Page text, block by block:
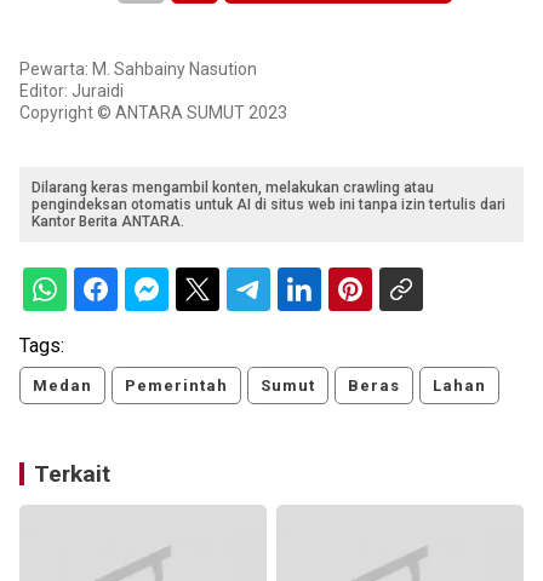
Pewarta: M. Sahbainy Nasution
Editor: Juraidi
Copyright © ANTARA SUMUT 2023
Dilarang keras mengambil konten, melakukan crawling atau
pengindeksan otomatis untuk AI di situs web ini tanpa izin tertulis dari
Kantor Berita ANTARA.
Tags:
Medan Pemerintah Sumut Beras Lahan
Terkait